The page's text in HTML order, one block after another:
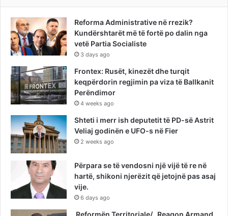
Reforma Administrative në rrezik?
Kundërshtarët më të fortë po dalin nga
vetë Partia Socialiste
3 days ago
Frontex: Rusët, kinezët dhe turqit
keqpërdorin regjimin pa viza të Ballkanit
Perëndimor
4 weeks ago
Shteti i merr ish deputetit të PD-së Astrit
Veliaj godinën e UFO-s në Fier
2 weeks ago
Përpara se të vendosni një vijë të re në
hartë, shikoni njerëzit që jetojnë pas asaj
vije.
6 days ago